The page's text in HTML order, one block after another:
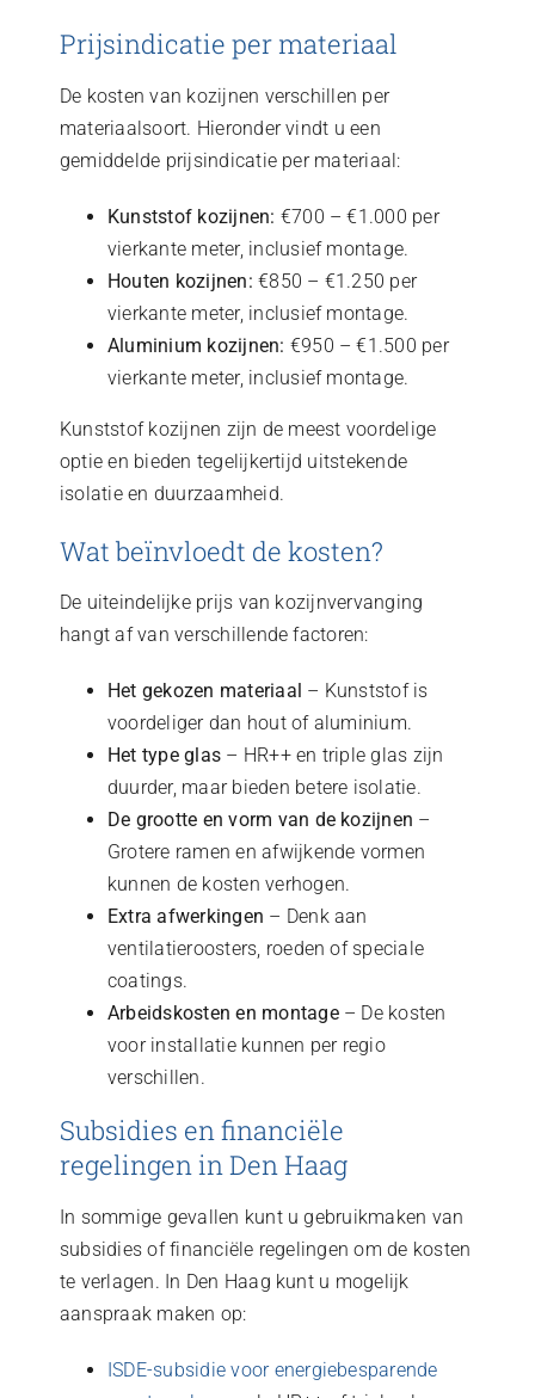
Prijsindicatie per materiaal
De kosten van kozijnen verschillen per
materiaalsoort. Hieronder vindt u een
gemiddelde prijsindicatie per materiaal:
Kunststof kozijnen: €700 – €1.000 per
vierkante meter, inclusief montage.
Houten kozijnen: €850 – €1.250 per
vierkante meter, inclusief montage.
Aluminium kozijnen: €950 – €1.500 per
vierkante meter, inclusief montage.
Kunststof kozijnen zijn de meest voordelige
optie en bieden tegelijkertijd uitstekende
isolatie en duurzaamheid.
Wat beïnvloedt de kosten?
De uiteindelijke prijs van kozijnvervanging
hangt af van verschillende factoren:
Het gekozen materiaal – Kunststof is
voordeliger dan hout of aluminium.
Het type glas – HR++ en triple glas zijn
duurder, maar bieden betere isolatie.
De grootte en vorm van de kozijnen –
Grotere ramen en afwijkende vormen
kunnen de kosten verhogen.
Extra afwerkingen – Denk aan
ventilatieroosters, roeden of speciale
coatings.
Arbeidskosten en montage– De kosten
voor installatie kunnen per regio
verschillen.
Subsidies en financiële
regelingen in Den Haag
In sommige gevallen kunt u gebruikmaken van
subsidies of financiële regelingen om de kosten
te verlagen. In Den Haag kunt u mogelijk
aanspraak maken op:
ISDE-subsidie voor energiebesparende